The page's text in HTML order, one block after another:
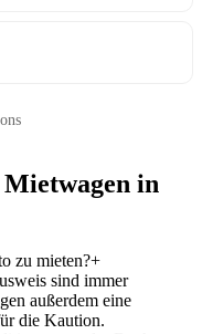
in
zu mieten?+
sind immer
außerdem eine
die Kaution.